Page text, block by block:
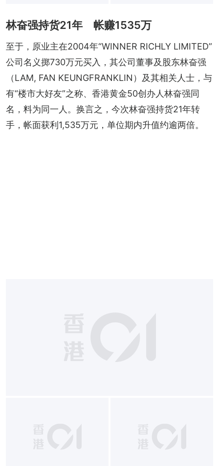
林奋强持货21年 帐赚1535万
至于，原业主在2004年“WINNER RICHLY LIMITED”
公司名义掷730万元买入，其公司董事及股东林奋强
（LAM, FAN KEUNGFRANKLIN）及其相关人士，与
有“楼市大好友”之称、香港黄金50创办人林奋强同
名，料为同一人。换言之，今次林奋强持货21年转
手，帐面获利1,535万元，单位期内升值约逾两倍。